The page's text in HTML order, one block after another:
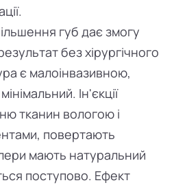
губ дає змогу
без хірургічного
є малоінвазивною,
Ін'єкції
тканин вологою і
повертають
мають натуральний
поступово. Ефект